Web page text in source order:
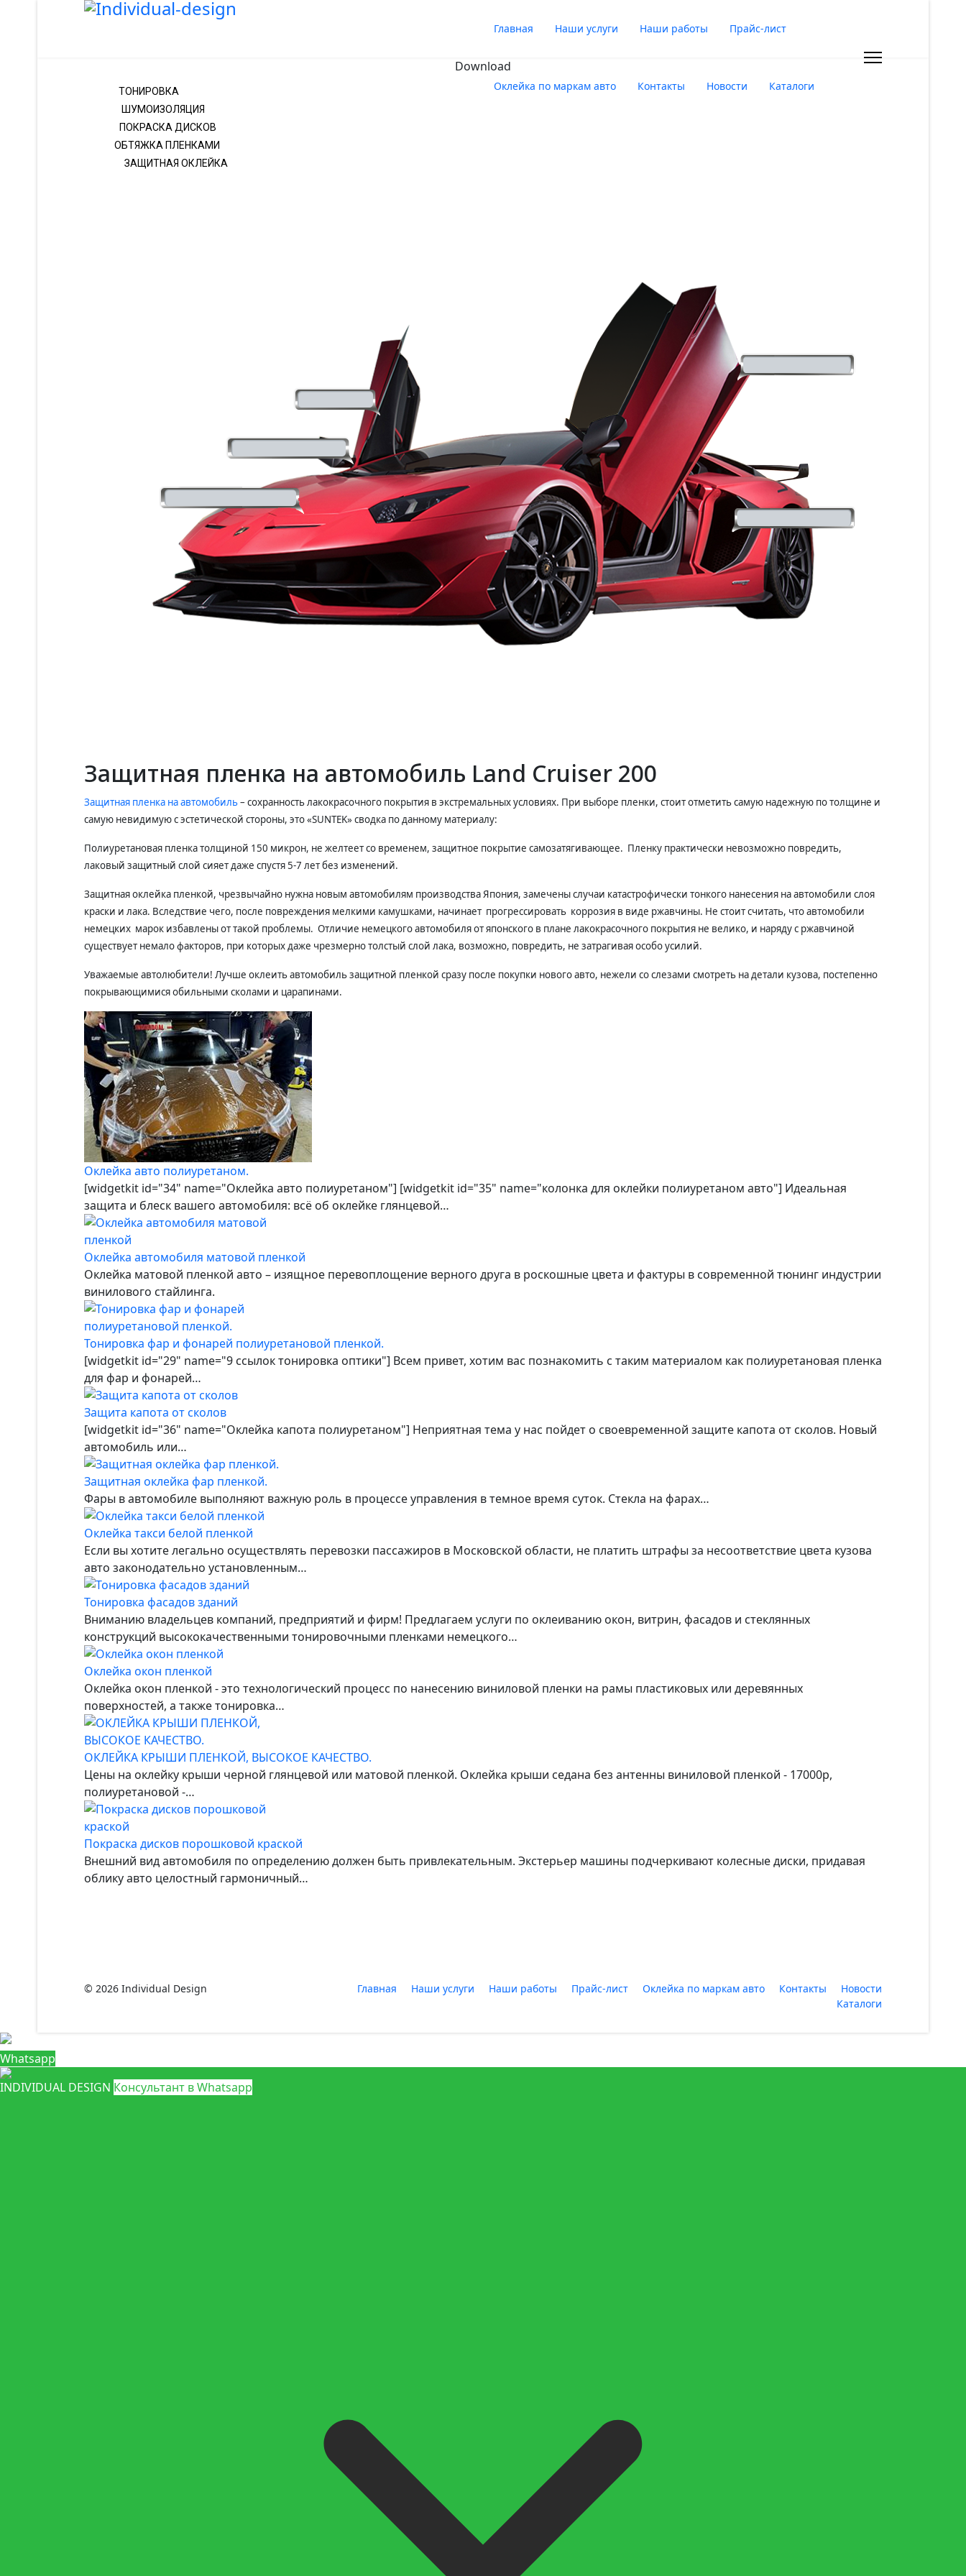
Главная Наши услуги Наши работы Прайс-лист
Оклейка по маркам авто Контакты Новости Каталоги
Download
ТОНИРОВКА
ШУМОИЗОЛЯЦИЯ
ПОКРАСКА ДИСКОВ
ОБТЯЖКА ПЛЕНКАМИ
ЗАЩИТНАЯ ОКЛЕЙКА
Защитная пленка на автомобиль Land Cruiser 200
Защитная пленка на автомобиль– сохранность лакокрасочного покрытия в экстремальных условиях. При выборе пленки, стоит отметить самую надежную по толщине и
самую невидимую с эстетической стороны, это «SUNTEK» сводка по данному материалу:
Полиуретановая пленка толщиной 150 микрон, не желтеет со временем, защитное покрытие самозатягивающее. Пленку практически невозможно повредить,
лаковый защитный слой сияет даже спустя 5-7 лет без изменений.
Защитная оклейка пленкой, чрезвычайно нужна новым автомобилям производства Япония, замечены случаи катастрофически тонкого нанесения на автомобили слоя
краски и лака. Вследствие чего, после повреждения мелкими камушками, начинает прогрессировать коррозия в виде ржавчины. Не стоит считать, что автомобили
немецких марок избавлены от такой проблемы. Отличие немецкого автомобиля от японского в плане лакокрасочного покрытия не велико, и наряду с ржавчиной
существует немало факторов, при которых даже чрезмерно толстый слой лака, возможно, повредить, не затрагивая особо усилий.
Уважаемые автолюбители! Лучше оклеить автомобиль защитной пленкой сразу после покупки нового авто, нежели со слезами смотреть на детали кузова, постепенно
покрывающимися обильными сколами и царапинами.
Оклейка авто полиуретаном.
[widgetkit id="34" name="Оклейка авто полиуретаном"] [widgetkit id="35" name="колонка для оклейки полиуретаном авто"] Идеальная
защита и блеск вашего автомобиля: всё об оклейке глянцевой…
Оклейка автомобиля матовой пленкой
Оклейка матовой пленкой авто – изящное перевоплощение верного друга в роскошные цвета и фактуры в современной тюнинг индустрии
винилового стайлинга.
Тонировка фар и фонарей полиуретановой пленкой.
[widgetkit id="29" name="9 ссылок тонировка оптики"] Всем привет, хотим вас познакомить с таким материалом как полиуретановая пленка
для фар и фонарей…
Защита капота от сколов
[widgetkit id="36" name="Оклейка капота полиуретаном"] Неприятная тема у нас пойдет о своевременной защите капота от сколов. Новый
автомобиль или…
Защитная оклейка фар пленкой.
Фары в автомобиле выполняют важную роль в процессе управления в темное время суток. Стекла на фарах…
Оклейка такси белой пленкой
Если вы хотите легально осуществлять перевозки пассажиров в Московской области, не платить штрафы за несоответствие цвета кузова
авто законодательно установленным…
Тонировка фасадов зданий
Вниманию владельцев компаний, предприятий и фирм! Предлагаем услуги по оклеиванию окон, витрин, фасадов и стеклянных
конструкций высококачественными тонировочными пленками немецкого…
Оклейка окон пленкой
Оклейка окон пленкой - это технологический процесс по нанесению виниловой пленки на рамы пластиковых или деревянных
поверхностей, а также тонировка…
ОКЛЕЙКА КРЫШИ ПЛЕНКОЙ, ВЫСОКОЕ КАЧЕСТВО.
Цены на оклейку крыши черной глянцевой или матовой пленкой. Оклейка крыши седана без антенны виниловой пленкой - 17000р,
полиуретановой -…
Покраска дисков порошковой краской
Внешний вид автомобиля по определению должен быть привлекательным. Экстерьер машины подчеркивают колесные диски, придавая
облику авто целостный гармоничный…
© 2026 Individual Design Главная Наши услуги Наши работы Прайс-лист Оклейка по маркам авто Контакты
Новости
Каталоги
Whatsapp
INDIVIDUAL DESIGN Консультант в Whatsapp